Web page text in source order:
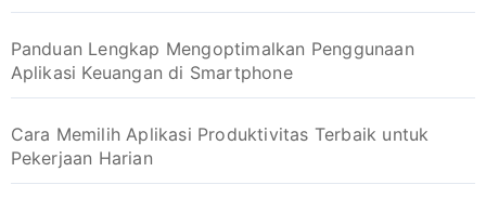
Panduan Lengkap Mengoptimalkan Penggunaan
Aplikasi Keuangan di Smartphone
Cara Memilih Aplikasi Produktivitas Terbaik untuk
Pekerjaan Harian